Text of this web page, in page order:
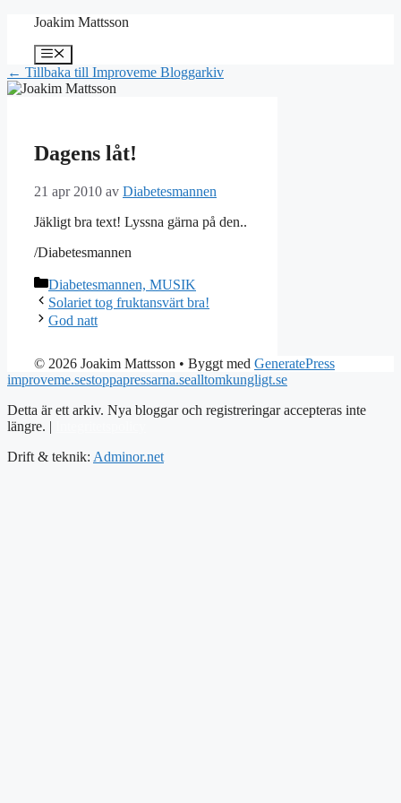
Hoppa
innehåll
Joakim Mattsson
Meny
← Tillbaka till Improveme Bloggarkiv
Dagens låt!
21 apr 2010 av Diabetesmannen
Jäkligt bra text! Lyssna gärna på den..
/Diabetesmannen
Kategorier
Diabetesmannen, MUSIK
Solariet tog fruktansvärt bra!
God natt
© 2026 Joakim Mattsson • Byggt med GeneratePress
improveme.sestoppapressarna.sealltomkungligt.se
Detta är ett arkiv. Nya bloggar och registreringar accepteras inte
längre. |
Drift & teknik: Adminor.net